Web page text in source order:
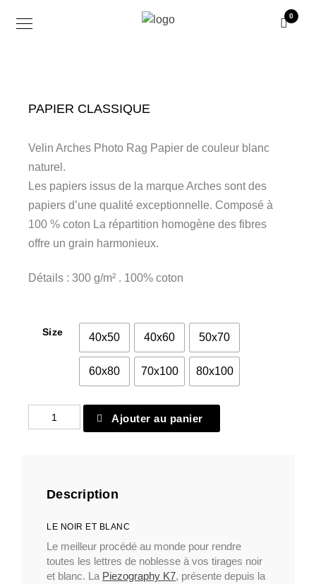
0
PAPIER CLASSIQUE
Velin Arches Photo Rag Papier de couleur blanc
naturel.
Les papiers issus de la marque Arches sont des
papiers d’une qualité exceptionnelle. Composé à
100 % coton La répartition homogène des fibres
offre un grain harmonieux.
Détails : 300 g/m² . 100% coton
Size 40x50 40x60 50x70
60x80 70x100 80x100
quantité
de
Ajouter au panier
Description
LE NOIR ET BLANC
Le meilleur procédé au monde pour rendre
toutes les lettres de noblesse à vos tirages noir
et blanc. La Piezography K7, présente depuis la